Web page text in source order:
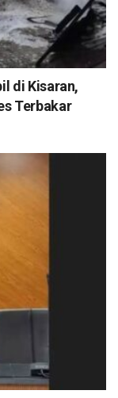
di Kisaran,
Terbakar